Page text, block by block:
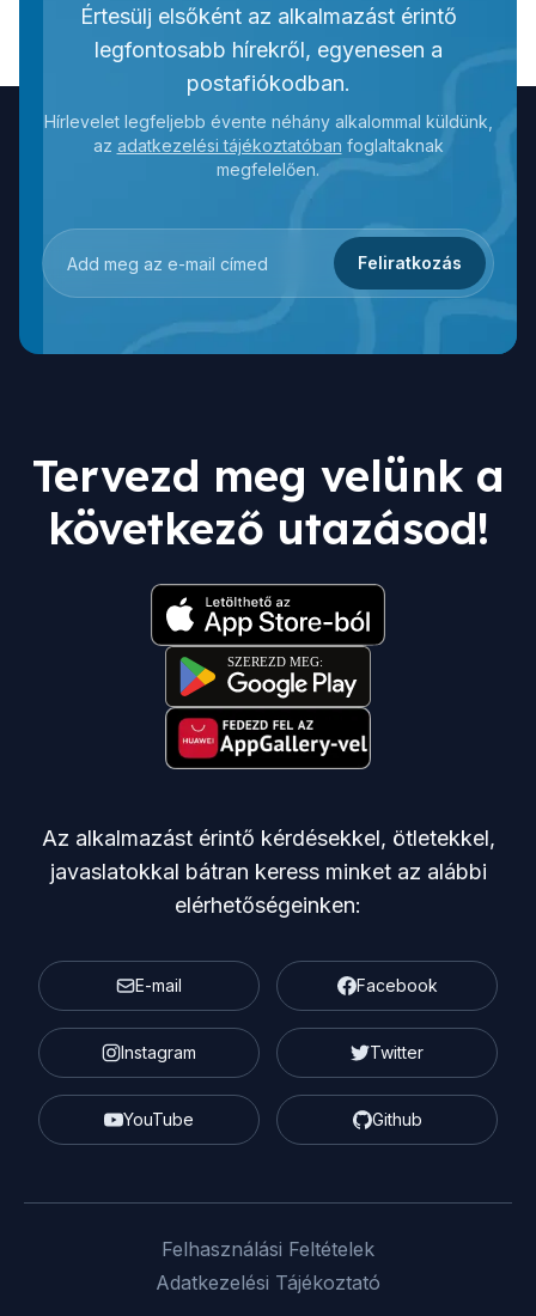
Értesülj elsőként az alkalmazást érintő
legfontosabb hírekről, egyenesen a
postafiókodban.
Hírlevelet legfeljebb évente néhány alkalommal küldünk,
az adatkezelési tájékoztatóban foglaltaknak
megfelelően.
Feliratkozás
Tervezd meg velünk a
következő utazásod!
Az alkalmazást érintő kérdésekkel, ötletekkel,
javaslatokkal bátran keress minket az alábbi
elérhetőségeinken:
E-mail Facebook
Instagram Twitter
YouTube Github
Felhasználási Feltételek
Adatkezelési Tájékoztató